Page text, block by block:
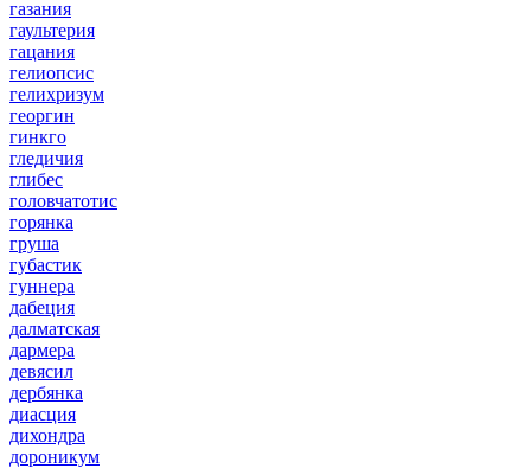
газания
гаультерия
гацания
гелиопсис
гелихризум
георгин
гинкго
гледичия
глибес
головчатотис
горянка
груша
губастик
гуннера
дабеция
далматская
дармера
девясил
дербянка
диасция
дихондра
дороникум